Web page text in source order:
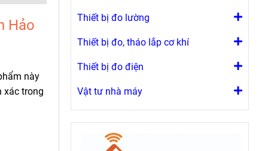
Hảo
này
xác trong
Thiết bị đo lường
Thiết bị đo, tháo lắp cơ khí
Thiết bị đo điện
Vật tư nhà máy